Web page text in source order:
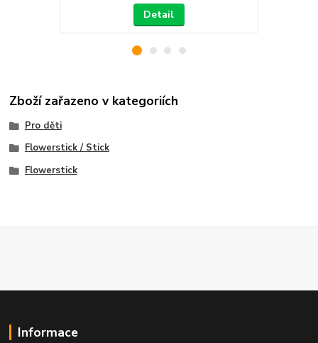
Detail
Zboží zařazeno v kategoriích
Pro děti
Flowerstick / Stick
Flowerstick
Informace